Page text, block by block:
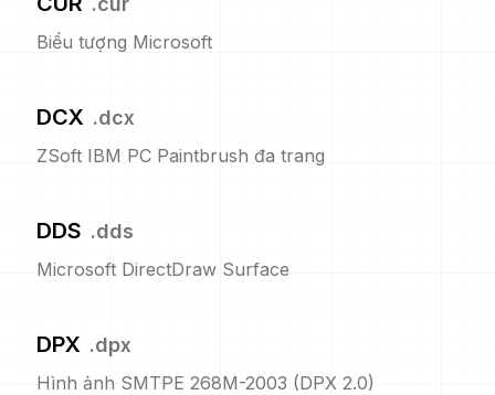
Biểu tượng Microsoft
DCX .dcx
ZSoft IBM PC Paintbrush đa trang
DDS .dds
Microsoft DirectDraw Surface
DPX .dpx
Hình ảnh SMTPE 268M-2003 (DPX 2.0)